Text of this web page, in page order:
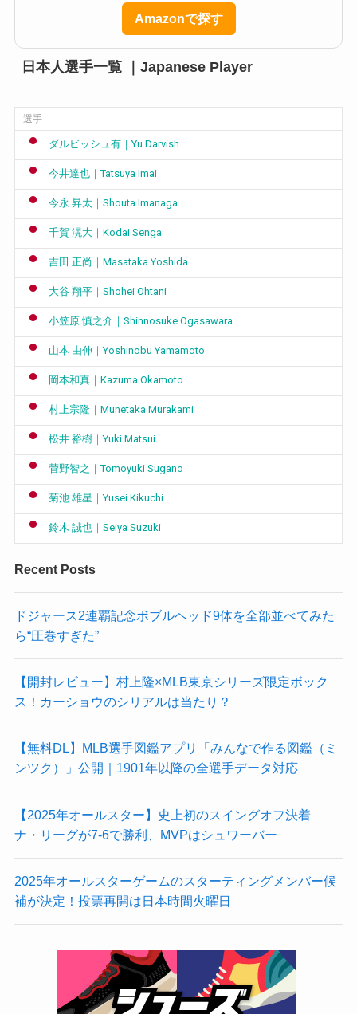
Amazonで探す
日本人選手一覧 ｜Japanese Player
選手
ダルビッシュ有｜Yu Darvish
今井達也｜Tatsuya Imai
今永 昇太｜Shouta Imanaga
千賀 滉大｜Kodai Senga
吉田 正尚｜Masataka Yoshida
大谷 翔平｜Shohei Ohtani
小笠原 慎之介｜Shinnosuke Ogasawara
山本 由伸｜Yoshinobu Yamamoto
岡本和真｜Kazuma Okamoto
村上宗隆｜Munetaka Murakami
松井 裕樹｜Yuki Matsui
菅野智之｜Tomoyuki Sugano
菊池 雄星｜Yusei Kikuchi
鈴木 誠也｜Seiya Suzuki
Recent Posts
ドジャース2連覇記念ボブルヘッド9体を全部並べてみた
ら“圧巻すぎた”
【開封レビュー】村上隆×MLB東京シリーズ限定ボック
ス！カーショウのシリアルは当たり？
【無料DL】MLB選手図鑑アプリ「みんなで作る図鑑（ミ
ンツク）」公開｜1901年以降の全選手データ対応
【2025年オールスター】史上初のスイングオフ決着
ナ・リーグが7-6で勝利、MVPはシュワーバー
2025年オールスターゲームのスターティングメンバー候
補が決定！投票再開は日本時間火曜日